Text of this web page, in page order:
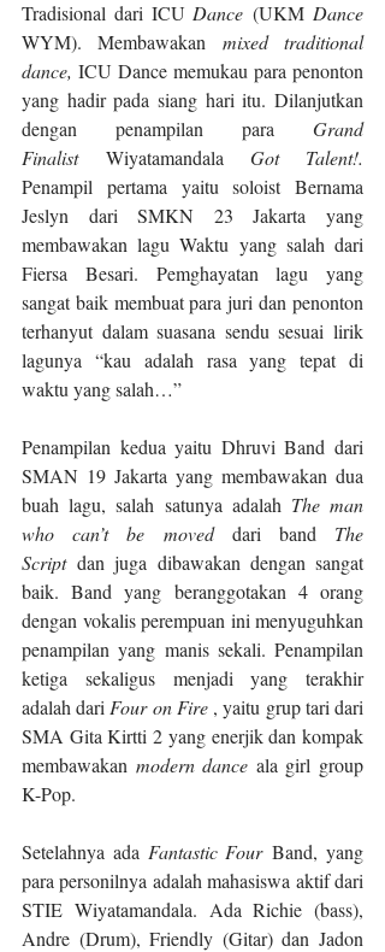
Tradisional dari ICU Dance (UKM Dance
WYM). Membawakan mixed traditional
dance, ICU Dance memukau para penonton
yang hadir pada siang hari itu. Dilanjutkan
dengan penampilan para Grand
Finalist Wiyatamandala
Penampil pertama yaitu soloist Bernama
Jeslyn dari SMKN 23 Jakarta yang
membawakan lagu Waktu yang salah dari
Fiersa Besari. Pemghayatan lagu yang
sangat baik membuat para juri dan penonton
terhanyut dalam suasana sendu sesuai lirik
lagunya “kau adalah rasa yang tepat di
waktu yang salah…”
Penampilan kedua yaitu Dhruvi Band dari
SMAN 19 Jakarta yang membawakan dua
buah lagu, salah satunya adalah The man
who can’t be moved dari band The
Script dan juga dibawakan dengan sangat
baik. Band yang beranggotakan 4 orang
dengan vokalis perempuan ini menyuguhkan
penampilan yang manis sekali. Penampilan
ketiga sekaligus menjadi yang terakhir
adalah dari Four on Fire , yaitu grup tari dari
SMA Gita Kirtti 2 yang enerjik dan kompak
membawakan modern dance ala girl group
K-Pop.
Setelahnya ada Fantastic Four Band, yang
para personilnya adalah mahasiswa aktif dari
STIE Wiyatamandala. Ada Richie (bass),
Andre (Drum), Friendly (Gitar) dan Jadon